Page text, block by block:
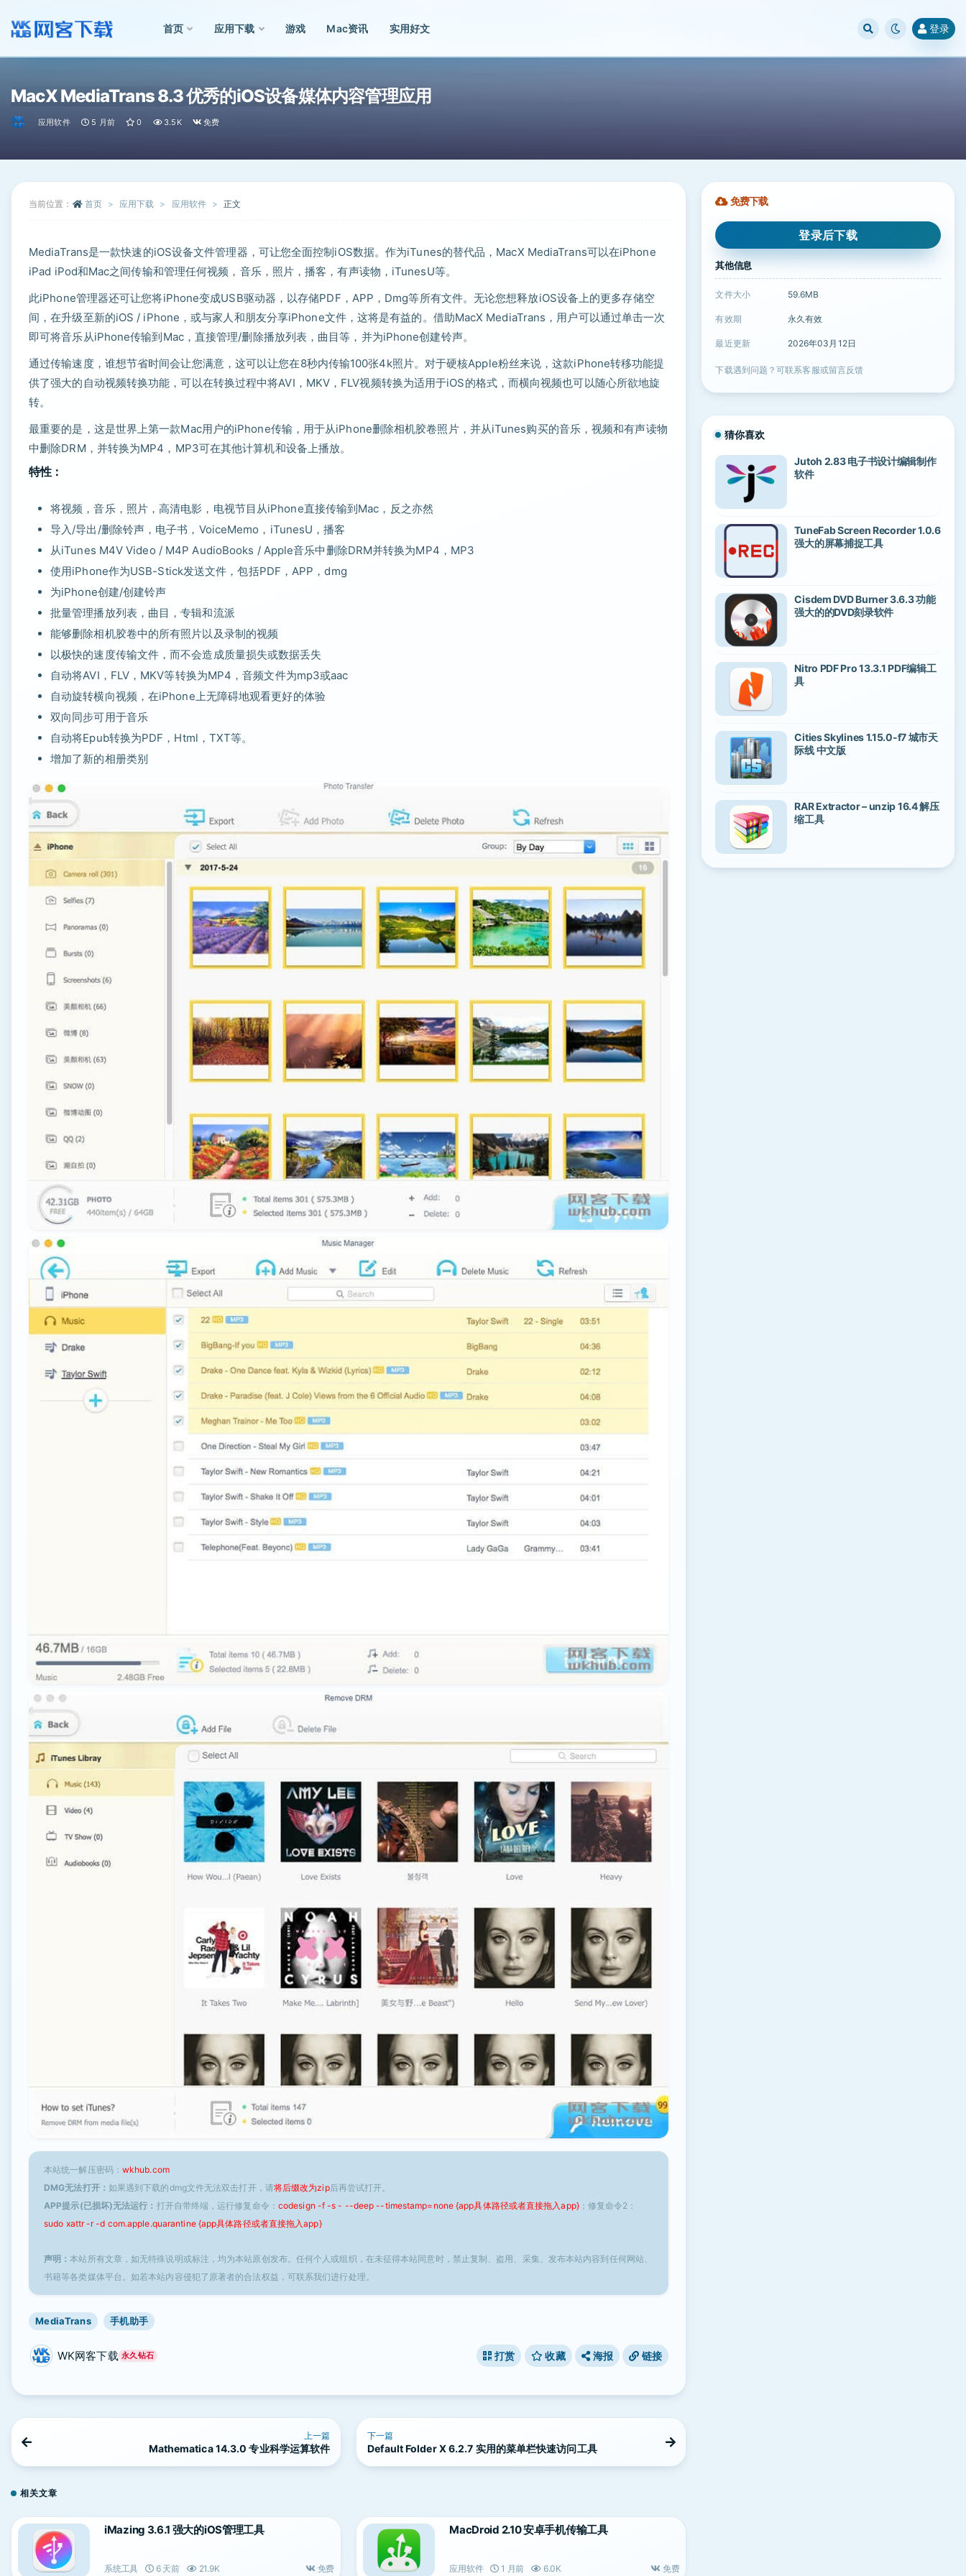
首页 应用下载 游戏 Mac资讯 实用好文 登录
MacX MediaTrans 8.3 优秀的iOS设备媒体内容管理应用
应用软件 5 月前 0 3.5K 免费
当前位置： 首页 应用下载 应用软件 正文
MediaTrans是一款快速的iOS设备文件管理器，可让您全面控制iOS数据。作为iTunes的替代品，MacX MediaTrans可以在iPhone
iPad iPod和Mac之间传输和管理任何视频，音乐，照片，播客，有声读物，iTunesU等。
此iPhone管理器还可让您将iPhone变成USB驱动器，以存储PDF，APP，Dmg等所有文件。无论您想释放iOS设备上的更多存储空
间，在升级至新的iOS / iPhone，或与家人和朋友分享iPhone文件，这将是有益的。借助MacX MediaTrans，用户可以通过单击一次
即可将音乐从iPhone传输到Mac，直接管理/删除播放列表，曲目等，并为iPhone创建铃声。
通过传输速度，谁想节省时间会让您满意，这可以让您在8秒内传输100张4k照片。对于硬核Apple粉丝来说，这款iPhone转移功能提
供了强大的自动视频转换功能，可以在转换过程中将AVI，MKV，FLV视频转换为适用于iOS的格式，而横向视频也可以随心所欲地旋
转。
最重要的是，这是世界上第一款Mac用户的iPhone传输，用于从iPhone删除相机胶卷照片，并从iTunes购买的音乐，视频和有声读物
中删除DRM，并转换为MP4，MP3可在其他计算机和设备上播放。
特性：
将视频，音乐，照片，高清电影，电视节目从iPhone直接传输到Mac，反之亦然
导入/导出/删除铃声，电子书，VoiceMemo，iTunesU，播客
从iTunes M4V Video / M4P AudioBooks / Apple音乐中删除DRM并转换为MP4，MP3
使用iPhone作为USB-Stick发送文件，包括PDF，APP，dmg
为iPhone创建/创建铃声
批量管理播放列表，曲目，专辑和流派
能够删除相机胶卷中的所有照片以及录制的视频
以极快的速度传输文件，而不会造成质量损失或数据丢失
自动将AVI，FLV，MKV等转换为MP4，音频文件为mp3或aac
自动旋转横向视频，在iPhone上无障碍地观看更好的体验
双向同步可用于音乐
自动将Epub转换为PDF，Html，TXT等。
增加了新的相册类别
本站统一解压密码： wkhub.com
DMG无法打开： 如果遇到下载的dmg文件无法双击打开，请将后缀改为zip后再尝试打开。
APP提示(已损坏)无法运行： 打开自带终端，运行修复命令： codesign -f -s - --deep --timestamp=none {app具体路径或者直接拖入app}；修复命令2：
sudo xattr -r -d com.apple.quarantine {app具体路径或者直接拖入app}
声明：本站所有文章，如无特殊说明或标注，均为本站原创发布。任何个人或组织，在未征得本站同意时，禁止复制、盗用、采集、发布本站内容到任何网站、
书籍等各类媒体平台。如若本站内容侵犯了原著者的合法权益，可联系我们进行处理。
MediaTrans 手机助手
WK网客下载 永久钻石 打赏 收藏 海报 链接
上一篇
Mathematica 14.3.0 专业科学运算软件
下一篇
Default Folder X 6.2.7 实用的菜单栏快速访问工具
相关文章
iMazing 3.6.1 强大的iOS管理工具
系统工具 6 天前 21.9K 免费
MacDroid 2.10 安卓手机传输工具
应用软件 1 月前 6.0K 免费
免费下载
登录后下载
其他信息
文件大小 59.6MB
有效期 永久有效
最近更新 2026年03月12日
下载遇到问题？可联系客服或留言反馈
猜你喜欢
Jutoh 2.83 电子书设计编辑制作
软件
TuneFab Screen Recorder 1.0.6
强大的屏幕捕捉工具
Cisdem DVD Burner 3.6.3 功能
强大的的DVD刻录软件
Nitro PDF Pro 13.3.1 PDF编辑工
具
Cities Skylines 1.15.0-f7 城市天
际线 中文版
RAR Extractor – unzip 16.4 解压
缩工具